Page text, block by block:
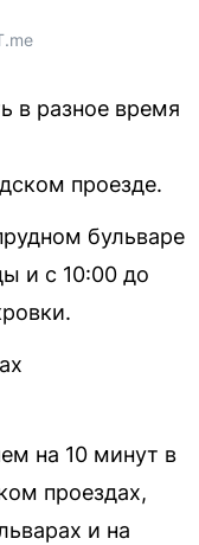
в разное время
проезде.
бульваре
и с 10:00 до
на 10 минут в
проездах,
и на